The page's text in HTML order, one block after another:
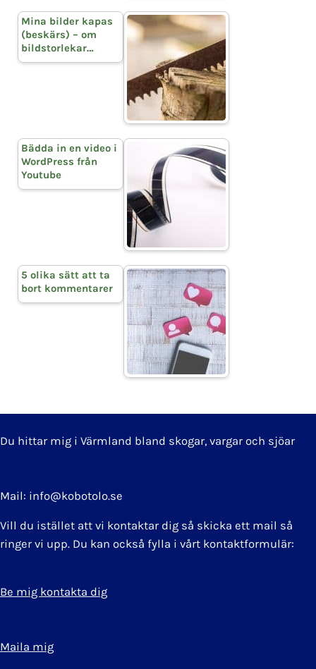
Mina bilder kapas
(beskärs) – om
bildstorlekar…
Bädda in en video i
WordPress från
Youtube
5 olika sätt att ta
bort kommentarer
Du hittar mig i Värmland bland skogar, vargar och sjöar
Mail: info@kobotolo.se
Vill du istället att vi kontaktar dig så skicka ett mail så
ringer vi upp. Du kan också fylla i vårt kontaktformulär:
Be mig kontakta dig
Maila mig